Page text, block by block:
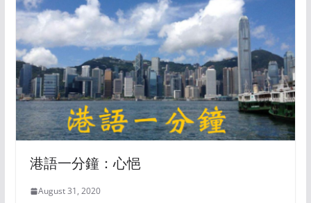
港語一分鐘：心悒
August 31, 2020